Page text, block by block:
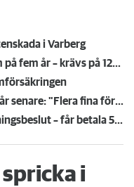
i Varberg
Anmälde inte vattenskadat badrum på fem år – krävs på 125 000 kronor
Kompisdealen blev verklighet – 40 år senare: "Flera fina fördelar med att dela bostad"
Kvinna kapade lägenhet efter vräkningsbeslut – får betala 50 000
i